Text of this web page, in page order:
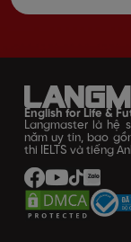
English for Life &
Langmaster là hệ
năm uy tín, bao
thi IELTS và tiếng